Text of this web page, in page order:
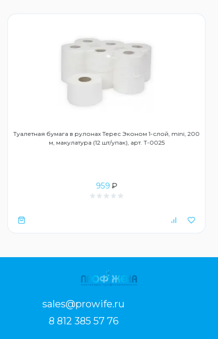
Туалетная бумага в рулонах Терес Эконом 1-слой, mini, 200
м, макулатура (12 шт/упак), арт. Т-0025
959₽
sales@prowife.ru
8 812 385 57 76